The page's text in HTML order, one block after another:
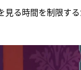
る時間を制限す